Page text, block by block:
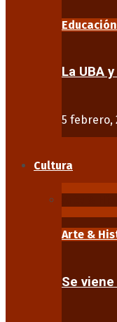
Educación
La UBA
5 febrero,
Cultura
Arte &
Se